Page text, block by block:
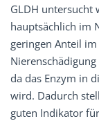
GLDH untersucht
hauptsächlich im
geringen Anteil
da das Enzym in
wird. Dadurch
guten Indikator